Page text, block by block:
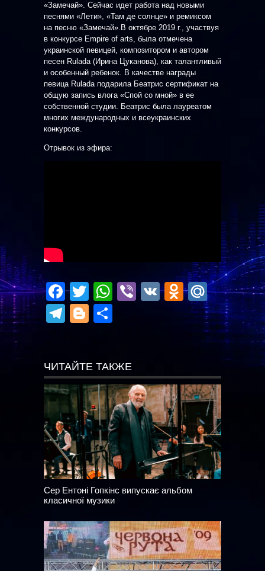
«Замечай». Сейчас идет работа над новыми
песнями «Лети», «Там де солнце» и ремиксом
на песню «Замечай».В октябре 2019 г., участвуя
в конкурсе Empire of arts, была отмечена
украинской певицей, композитором и автором
песен Rulada (Ирина Цуканова), как талантливый
и особенный ребенок. В качестве награды
певица Rulada подарила Беатрис сертификат на
общую запись влога «Спой со мной» в ее
собственной студии. Беатрис была лауреатом
многих международных и всеукраинских
конкурсов.
Отрывок из эфира:
Facebook
TwitterWhatsApp
Viber
VK
Telegram
BloggerОтправить
ЧИТАЙТЕ ТАКЖЕ
Сер Ентоні Гопкінс випускає альбом
класичної музики